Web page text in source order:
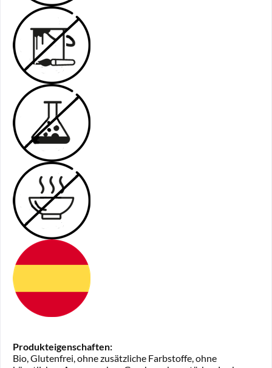
Produkteigenschaften:
Bio, Glutenfrei, ohne zusätzliche Farbstoffe, ohne